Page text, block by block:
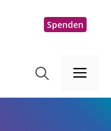
Spenden